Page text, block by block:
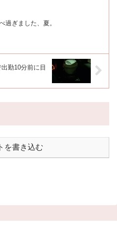
過ぎました、夏。
勤10分前に目
を書き込む